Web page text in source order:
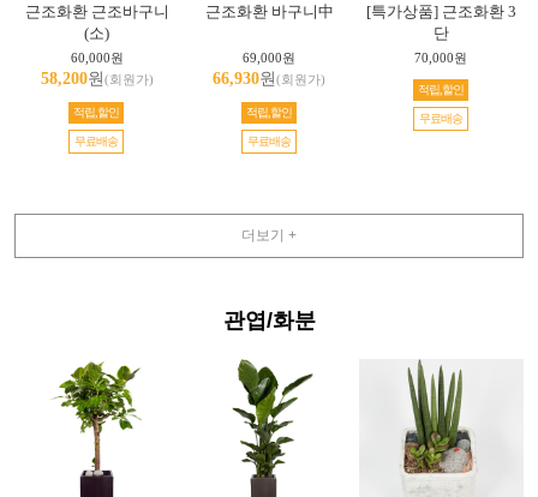
근조화환 근조바구니
(소)
60,000원
58,200원(회원가)
적립,할인
무료배송
근조화환 바구니中
69,000원
66,930원(회원가)
적립,할인
무료배송
[특가상품] 근조화환 3
단
70,000원
적립,할인
무료배송
더보기 +
관엽/화분